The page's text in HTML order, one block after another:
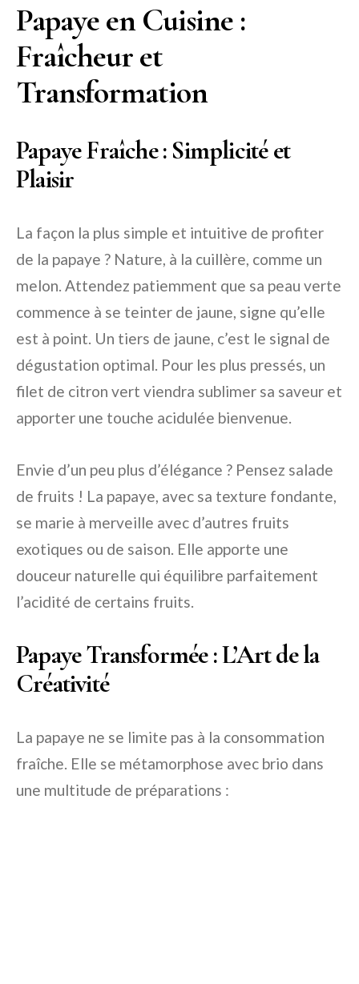
Papaye en Cuisine :
Fraîcheur et
Transformation
Papaye Fraîche : Simplicité et
Plaisir
La façon la plus simple et intuitive de profiter
de la papaye ? Nature, à la cuillère, comme un
melon. Attendez patiemment que sa peau verte
commence à se teinter de jaune, signe qu’elle
est à point. Un tiers de jaune, c’est le signal de
dégustation optimal. Pour les plus pressés, un
filet de citron vert viendra sublimer sa saveur et
apporter une touche acidulée bienvenue.
Envie d’un peu plus d’élégance ? Pensez salade
de fruits ! La papaye, avec sa texture fondante,
se marie à merveille avec d’autres fruits
exotiques ou de saison. Elle apporte une
douceur naturelle qui équilibre parfaitement
l’acidité de certains fruits.
Papaye Transformée : L’Art de la
Créativité
La papaye ne se limite pas à la consommation
fraîche. Elle se métamorphose avec brio dans
une multitude de préparations :